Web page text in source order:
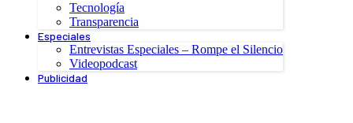
Tecnología
Transparencia
Especiales
Entrevistas Especiales – Rompe el Silencio
Videopodcast
Publicidad